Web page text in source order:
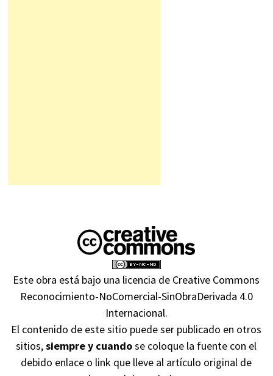
Este obra está bajo una licencia de Creative Commons
Reconocimiento-NoComercial-SinObraDerivada 4.0
Internacional.
El contenido de este sitio puede ser publicado en otros
sitios,siempre y cuandose coloque la fuente con el
debido enlace o link que lleve al artículo original de